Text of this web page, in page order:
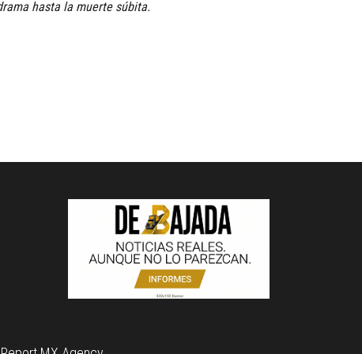
hasta la muerte súbita.